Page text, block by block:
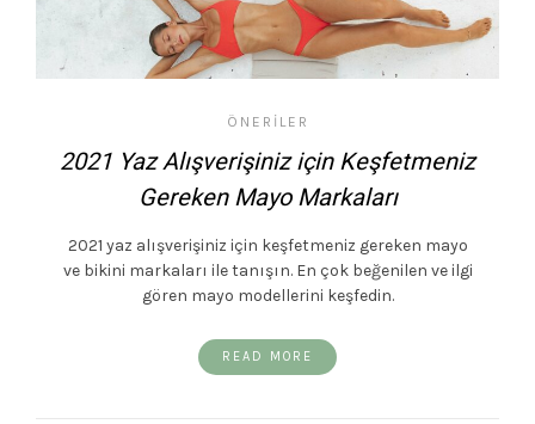
ÖNERILER
2021 Yaz Alışverişiniz için Keşfetmeniz
Gereken Mayo Markaları
2021 yaz alışverişiniz için keşfetmeniz gereken mayo
ve bikini markaları ile tanışın. En çok beğenilen ve ilgi
gören mayo modellerini keşfedin.
READ MORE